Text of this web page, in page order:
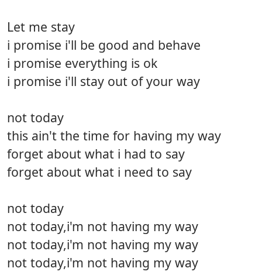
Let me stay
i promise i'll be good and behave
i promise everything is ok
i promise i'll stay out of your way
not today
this ain't the time for having my way
forget about what i had to say
forget about what i need to say
not today
not today,i'm not having my way
not today,i'm not having my way
not today,i'm not having my way